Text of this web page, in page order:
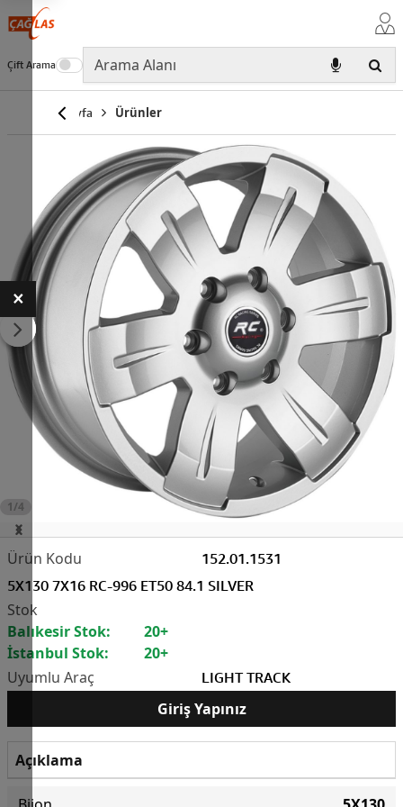
Çift Arama
Anasayfa Ürünler
1/4
152.01.1531
5X130 7X16 RC-996 ET50 84.1 SILVER
LIGHT TRACK
Balıkesir Stok:
20+
İstanbul Stok:
20+
Giriş Yapınız
Açıklama
×